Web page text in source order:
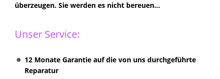
überzeugen. Sie werden es nicht bereuen...
Unser Service:
12 Monate Garantie auf die von uns durchgeführte
Reparatur